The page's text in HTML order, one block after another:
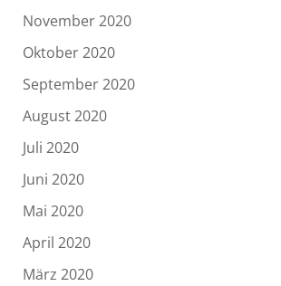
November 2020
Oktober 2020
September 2020
August 2020
Juli 2020
Juni 2020
Mai 2020
April 2020
März 2020